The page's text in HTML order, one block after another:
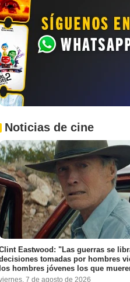
Noticias de cine
Eastwood: "Las guerras se
tomadas por hombres
los hombres jóvenes los que
7 de agosto de 2026